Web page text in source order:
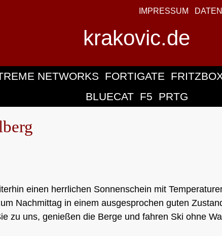
IMPRESSUM
krakovic.de
NETWORKS FORTIGATE
BLUECAT F5 PRTG
einen herrlichen Sonnenschein mit
Nachmittag in einem ausgesprochen guten
zu uns, genießen die Berge und fahren Ski ohne